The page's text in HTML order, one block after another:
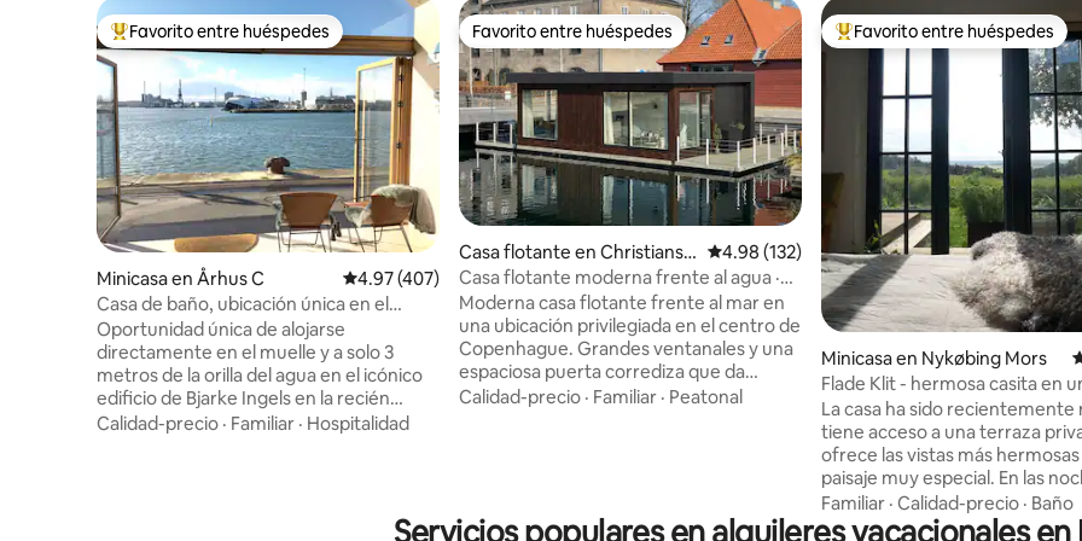
Favorito entre huéspedes preferido
Favorito entre huéspedes
Minicasa en Århus C Calificación promedio: 4.97 de 5, 407 reseñas
4.97 (407)
Casa de baño, ubicación única en el
muelle, con plaza de aparcamiento
Oportunidad única de alojarse
directamente en el muelle y a solo 3
metros de la orilla del agua en el icónico
edificio de Bjarke Ingels en la recién
construida Aarhus Ø. Wifi y plaza de
Agradable y bien aprovechado baño con
altillo. Fantástica, orientada al sur, con
Calidad-precio · Familiar · Hospitalidad
Favorito entre huéspedes
Favorito entre huéspedes
Casa flotante en Christiansh
avn
Calificación promedio: 4.98 de 5, 132 reseñas
4.98 (132)
Casa flotante moderna frente al agua ·
Zona céntrica privilegiada
Moderna casa flotante frente al mar en
una ubicación privilegiada en el centro de
Copenhague. Grandes ventanales y una
espaciosa puerta corrediza que da
directamente al agua crean un espacio
comestibles, al centro de la ciudad, a los
Calidad-precio · Familiar · Peatonal
Favorito entre huéspedes
Favorito entre huéspedes
Minicasa en Nykøbing Mors
Flade Klit - hermosa casita en
naturaleza magnífica.
La casa ha sido recientemente
tiene acceso a una terraza
ofrece las vistas más
paisaje muy especial. En las noches
estrelladas, puede
estrellado desde la cama a
Familiar · Calidad-precio · Baño
Servicios populares en alquileres vacacionales